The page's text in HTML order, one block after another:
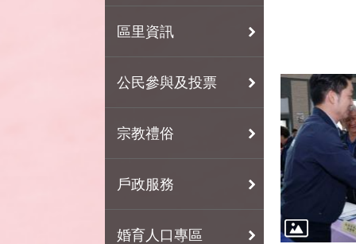
區里資訊
公民參與及投票
宗教禮俗
戶政服務
婚育人口專區